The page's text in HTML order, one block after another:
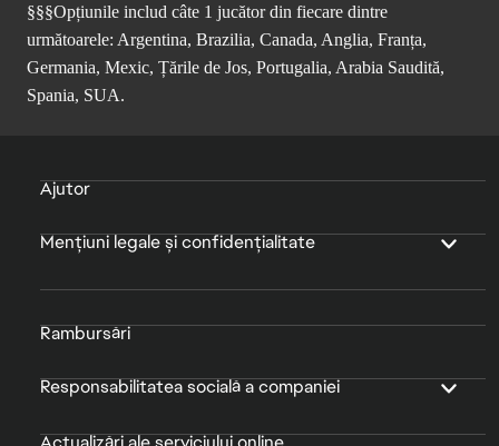
§§§Opțiunile includ câte 1 jucător din fiecare dintre
următoarele: Argentina, Brazilia, Canada, Anglia, Franța,
Germania, Mexic, Țările de Jos, Portugalia, Arabia Saudită,
Spania, SUA.
Ajutor
Mențiuni legale și confidențialitate
Rambursări
Responsabilitatea socială a companiei